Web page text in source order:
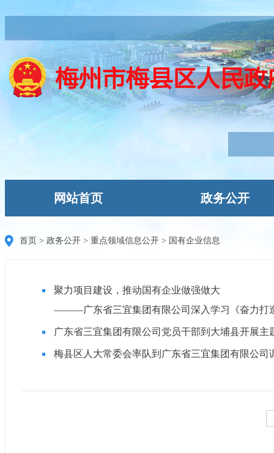
网站首页 政务公开
首页 > 政务公开 > 重点领域信息公开 > 国有企业信息
聚力项目建设，推动国有企业做强做大
———广东省三宜集团有限公司深入学习《奋力打
广东省三宜集团有限公司党员干部到大埔县开展主
梅县区人大常委会率队到广东省三宜集团有限公司